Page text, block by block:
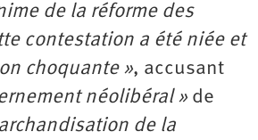
de la réforme des
contestation a été niée et
choquante », accusant
néolibéral » de
de la